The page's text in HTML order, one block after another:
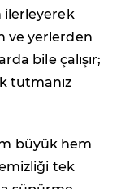
ilerleyerek
ve yerlerden
bile çalışır;
tutmanız
büyük hem
tek